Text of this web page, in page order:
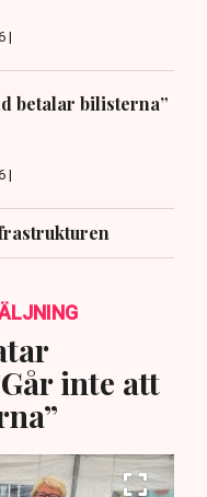
|
betalar bilisterna”
|
inte att